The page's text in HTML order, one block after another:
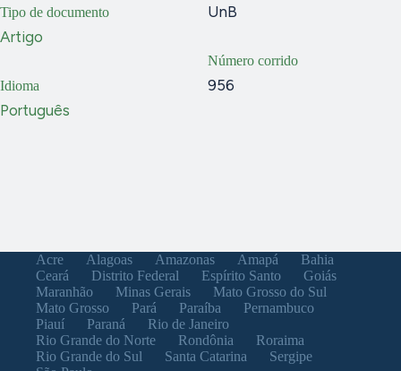
Tipo de documento
Artigo
Idioma
Português
UnB
Número corrido
956
Acre Alagoas Amazonas Amapá
Bahia
Ceará
Distrito Federal Espírito Santo
Goiás
Maranhão
Minas Gerais
Mato Grosso do Sul
Mato Grosso
Pará Paraíba
Pernambuco
Piauí
Paraná
Rio de Janeiro
Rio Grande do Norte
Rondônia
Roraima
Rio Grande do Sul
Santa Catarina
Sergipe